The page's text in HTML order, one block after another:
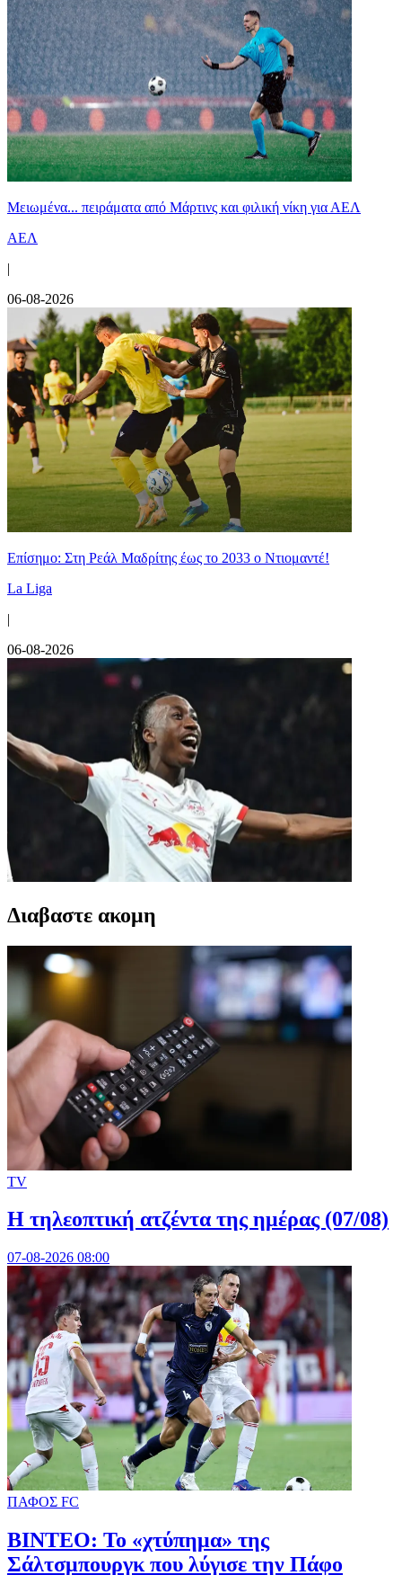
Μειωμένα... πειράματα από Μάρτινς και φιλική νίκη για ΑΕΛ
ΑΕΛ
|
06-08-2026
Επίσημο: Στη Ρεάλ Μαδρίτης έως το 2033 ο Ντιομαντέ!
La Liga
|
06-08-2026
Διαβαστε ακομη
TV
Η τηλεοπτική ατζέντα της ημέρας (07/08)
07-08-2026 08:00
ΠΑΦΟΣ FC
ΒΙΝΤΕΟ: Το «χτύπημα» της
Σάλτσμπουργκ που λύγισε την Πάφο